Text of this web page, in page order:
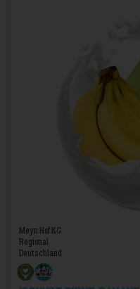
Meyn Hof KG
Regional
Deutschland